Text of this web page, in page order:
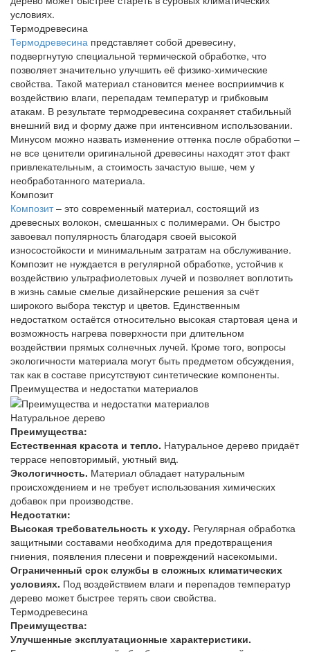
условиях.
Термодревесина
Термодревесина представляет собой древесину,
подвергнутую специальной термической обработке, что
позволяет значительно улучшить её физико-химические
свойства. Такой материал становится менее восприимчив к
воздействию влаги, перепадам температур и грибковым
атакам. В результате термодревесина сохраняет стабильный
внешний вид и форму даже при интенсивном использовании.
Минусом можно назвать изменение оттенка после обработки –
не все ценители оригинальной древесины находят этот факт
привлекательным, а стоимость зачастую выше, чем у
необработанного материала.
Композит
Композит– это современный материал, состоящий из
древесных волокон, смешанных с полимерами. Он быстро
завоевал популярность благодаря своей высокой
износостойкости и минимальным затратам на обслуживание.
Композит не нуждается в регулярной обработке, устойчив к
воздействию ультрафиолетовых лучей и позволяет воплотить
в жизнь самые смелые дизайнерские решения за счёт
широкого выбора текстур и цветов. Единственным
недостатком остаётся относительно высокая стартовая цена и
возможность нагрева поверхности при длительном
воздействии прямых солнечных лучей. Кроме того, вопросы
экологичности материала могут быть предметом обсуждения,
так как в составе присутствуют синтетические компоненты.
Преимущества и недостатки материалов
Натуральное дерево
Преимущества:
Естественная красота и тепло. Натуральное дерево придаёт
террасе неповторимый, уютный вид.
Экологичность. Материал обладает натуральным
происхождением и не требует использования химических
добавок при производстве.
Недостатки:
Высокая требовательность к уходу. Регулярная обработка
защитными составами необходима для предотвращения
гниения, появления плесени и повреждений насекомыми.
Ограниченный срок службы в сложных климатических
условиях. Под воздействием влаги и перепадов температур
дерево может быстрее терять свои свойства.
Термодревесина
Преимущества:
Улучшенные эксплуатационные характеристики.